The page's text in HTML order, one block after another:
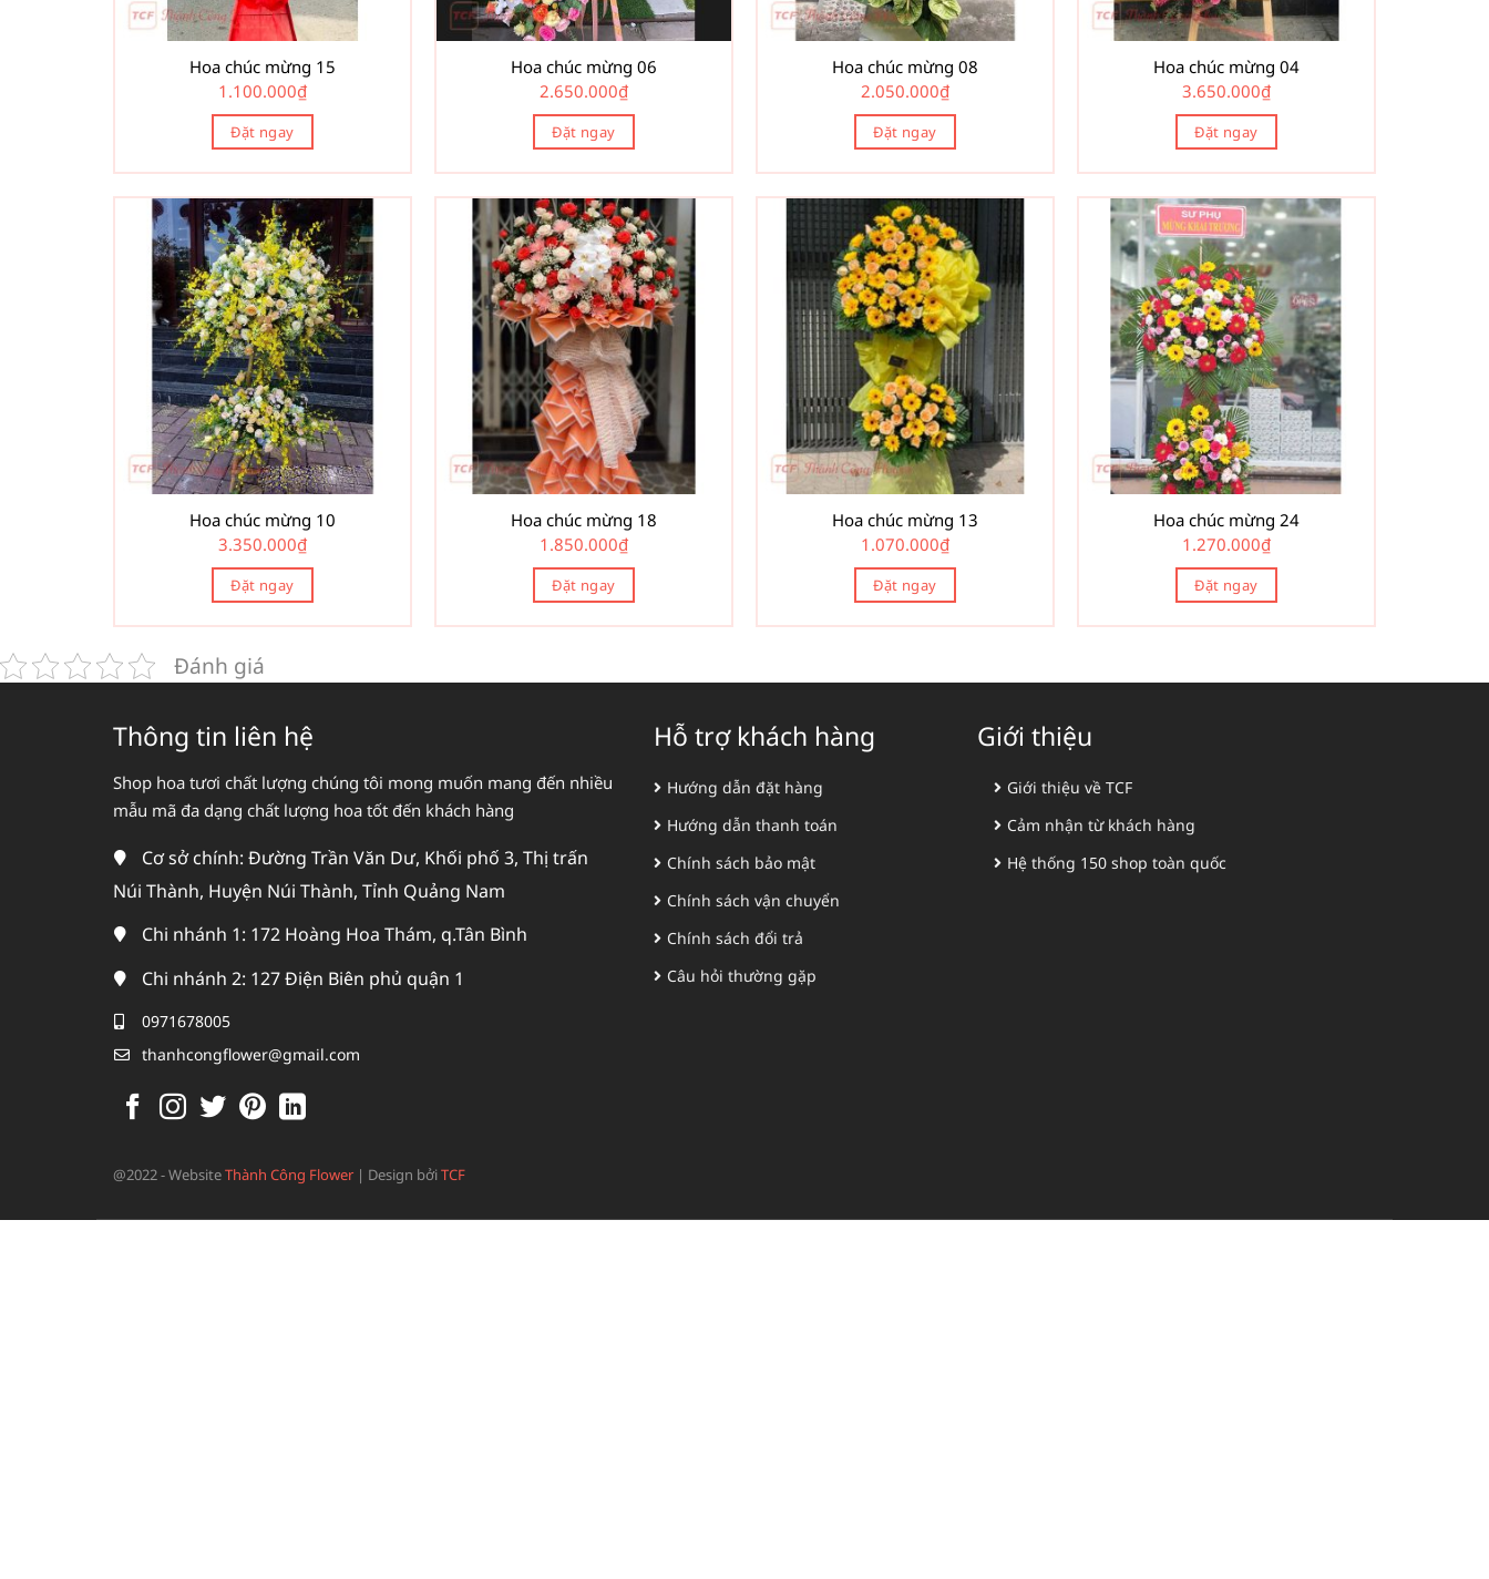
Hoa chúc mừng 15
1.100.000₫
Đặt ngay
Hoa chúc mừng 06
2.650.000₫
Đặt ngay
Hoa chúc mừng 08
2.050.000₫
Đặt ngay
Hoa chúc mừng 04
3.650.000₫
Đặt ngay
Hoa chúc mừng 10
3.350.000₫
Đặt ngay
Hoa chúc mừng 18
1.850.000₫
Đặt ngay
Hoa chúc mừng 13
1.070.000₫
Đặt ngay
Hoa chúc mừng 24
1.270.000₫
Đặt ngay
Đánh giá
Thông tin liên hệ
Shop hoa tươi chất lượng chúng tôi mong muốn mang đến nhiều
mẫu mã đa dạng chất lượng hoa tốt đến khách hàng
Cơ sở chính: Đường Trần Văn Dư, Khối phố 3, Thị trấn
Núi Thành, Huyện Núi Thành, Tỉnh Quảng Nam
Chi nhánh 1: 172 Hoàng Hoa Thám, q.Tân Bình
Chi nhánh 2: 127 Điện Biên phủ quận 1
0971678005
thanhcongflower@gmail.com
Hỗ trợ khách hàng
Hướng dẫn đặt hàng
Hướng dẫn thanh toán
Chính sách bảo mật
Chính sách vận chuyển
Chính sách đổi trả
Câu hỏi thường gặp
Giới thiệu
Giới thiệu về TCF
Cảm nhận từ khách hàng
Hệ thống 150 shop toàn quốc
@2022 - WebsiteThành Công Flower | Design bởiTCF